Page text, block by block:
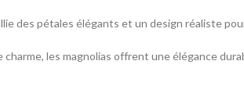
des pétales élégants et un design réaliste
les magnolias offrent une élégance